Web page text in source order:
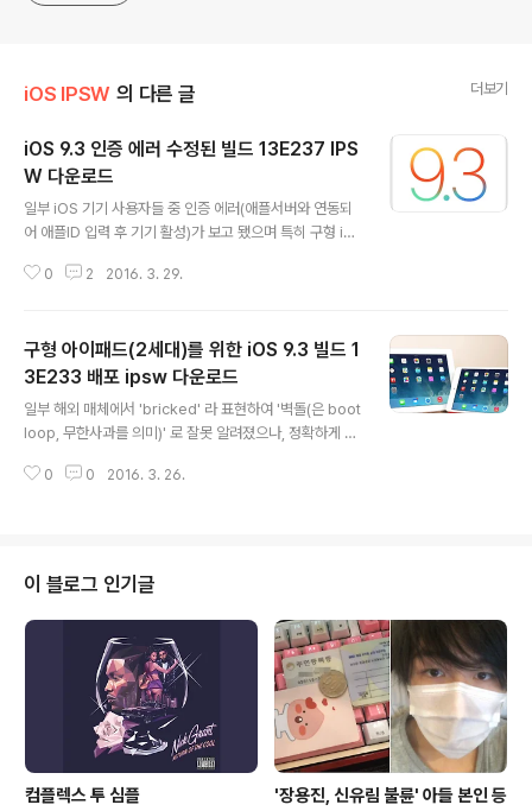
iOS IPSW 의 다른 글 더보기
iOS 9.3 인증 에러 수정된 빌드 13E237 IPS
W 다운로드
일부 iOS 기기 사용자들 중 인증 에러(애플서버와 연동되
어 애플ID 입력 후 기기 활성)가 보고 됐으며 특히 구형 iO
다. 아이패드2는 지난 3월 26일 빌드 13E233 이 배포됐
파일이다. Download iOS 9.3 13E237 for iPhone iO
S 9.3 13E237 (iPhone 4S): iPhone4,1_9.3_13E237
_Restore.ipsw iOS 9.3 13E237 (iPhone 5 GSM): i
Phone5,1_9.3_13E237_Restore.ipsw iOS 9.3 13E
237 (iPhone 5 GSM..
0 2 2016. 3. 29.
구형 아이패드(2세대)를 위한 iOS 9.3 빌드 1
3E233 배포 ipsw 다운로드
일부 해외 매체에서 'bricked' 라 표현하여 '벽돌(은 boot
loop, 무한사과를 의미)' 로 잘못 알려졌으나, 정확하게 인
수정한 새 iOS 9.3 빌드 13E233 이 배포됐습니다. 이 문
트를 중단했고 이번 업데이트에는 iCloud 인증 문제에 관
한 버그 패치를 포함합니다. 9.3 (iPad 2 Wi-Fi): iPad2,1
_9.3_13E233_Restore.ipsw9.3 (iPad 2 GSM): iPa
d2,2_9.3_13E236_Restore.ipsw9.3 (iPad 2 C..
0 0 2016. 3. 26.
이 블로그 인기글
컴플렉스 투 심플
'장용진, 신유림 불륜' 아들 본인 등